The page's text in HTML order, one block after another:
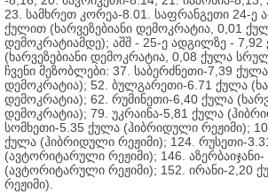
23. სამხრეთ კორეა-8.01. საფრანგეთი 24-ე
ქულით (ხარვეზებიანი დემოკრატია, 0,01
დემოკრატიამდე); აშშ - 25-ე ადგილზე -
(ხარვეზებიანი დემოკრატია, 0,08 ქულა
ჩვენი მეზობლები: 37. საბერძნეთი-7,39 ქულა
დემოკრატია); 52. ბულგარეთი-6.71 ქულა
დემოკრატია); 62. რუმინეთი-6,40 ქულა
დემოკრატია); 79. უკრაინა-5,81 ქულა
სომხეთი-5.35 ქულა (ჰიბრიდული რეჟიმი);
ქულა (ჰიბრიდული რეჟიმი); 124. რუსეთი-
(ავტორიტარული რეჟიმი); 146.
(ავტორიტარული რეჟიმი); 152. ირანი-2,20
რეჟიმი).